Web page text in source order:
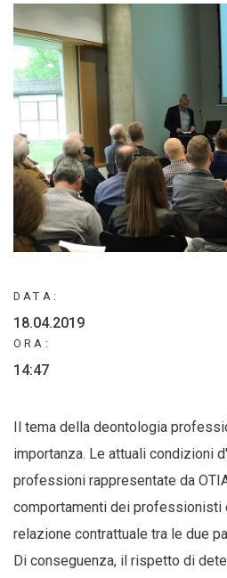
DATA:
18.04.2019
ORA:
14:47
Il tema della deontologia
importanza. Le attuali condizioni
professioni rappresentate da
comportamenti dei professionisti
relazione contrattuale tra le due
Di conseguenza, il rispetto di